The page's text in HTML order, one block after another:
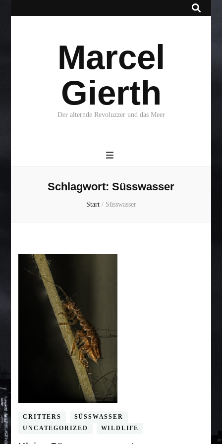
Marcel
Gierth
Der alternde Revoluzzer und das Meer
Schlagwort: Süsswasser
Start / Süsswasser
CRITTERS
SÜSSWASSER
UNCATEGORIZED
WILDLIFE